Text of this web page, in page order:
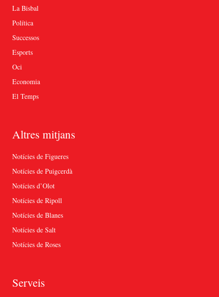
La Bisbal
Política
Successos
Esports
Oci
Economia
El Temps
Altres mitjans
Notícies de Figueres
Notícies de Puigcerdà
Notícies d’Olot
Notícies de Ripoll
Notícies de Blanes
Notícies de Salt
Notícies de Roses
Serveis